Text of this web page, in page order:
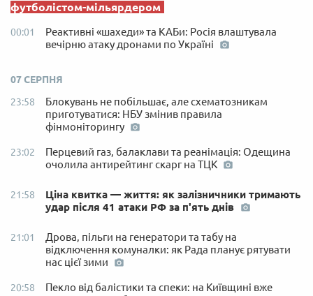
футболістом-мільярдером
00:01
Реактивні «шахеди» та КАБи: Росія влаштувала
вечірню атаку дронами по Україні
07 СЕРПНЯ
23:58
Блокувань не побільшає, але схематозникам
приготуватися: НБУ змінив правила
фінмоніторингу
23:02
Перцевий газ, балаклави та реанімація: Одещина
очолила антирейтинг скарг на ТЦК
21:58
Ціна квитка — життя: як залізничники тримають
удар після 41 атаки РФ за п'ять днів
21:01
Дрова, пільги на генератори та табу на
відключення комуналки: як Рада планує рятувати
нас цієї зими
20:58
Пекло від балістики та спеки: на Київщині вже